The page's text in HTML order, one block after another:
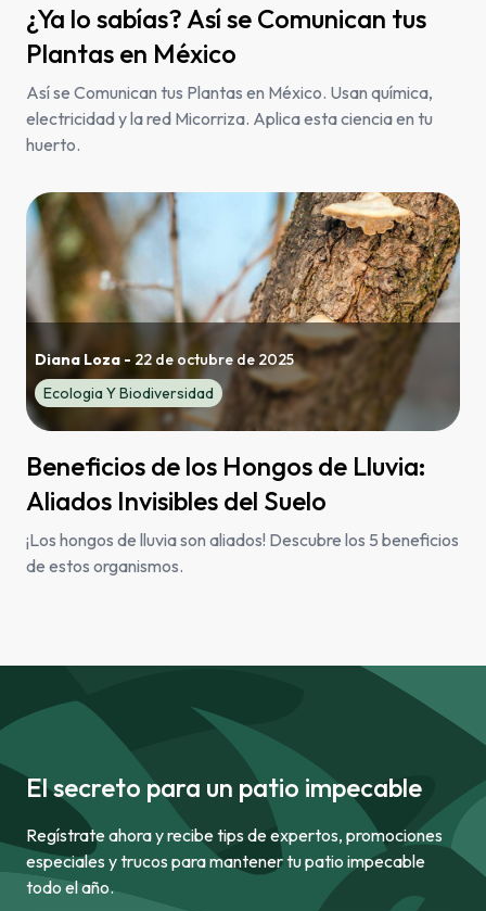
¿Ya lo sabías? Así se Comunican tus
Plantas en México
Así se Comunican tus Plantas en México. Usan química,
electricidad y la red Micorriza. Aplica esta ciencia en tu
huerto.
Diana Loza - 22 de octubre de 2025
Ecologia Y Biodiversidad
Beneficios de los Hongos de Lluvia:
Aliados Invisibles del Suelo
¡Los hongos de lluvia son aliados! Descubre los 5 beneficios
de estos organismos.
El secreto para un patio impecable
Regístrate ahora y recibe tips de expertos, promociones
especiales y trucos para mantener tu patio impecable
todo el año.